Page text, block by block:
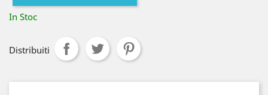
In Stoc
Distribuiti